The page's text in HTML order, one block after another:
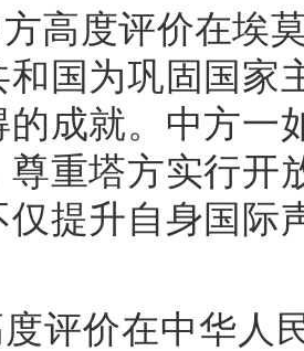
高度评价在埃
和国为巩固国家
的成就。中方一
尊重塔方实行开
仅提升自身国际
评价在中华人